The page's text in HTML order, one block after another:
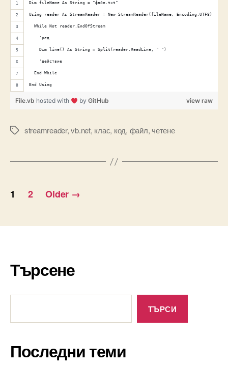
Dim fileName As String = "файл.txt"
Using reader As StreamReader = New StreamReader(fileName, Encoding.UTF8)
  While Not reader.EndOfStream
    'ред
    Dim line() As String = Split(reader.ReadLine, " ")
    'действие
  End While
End Using
view raw
File.vb hosted with by GitHub
Tagsstreamreader,vb.net, клас, код, файл, четене
Разделяне
публикациите
страници
1 2 Older →
Търсене
ТЪРСИ
Последни теми